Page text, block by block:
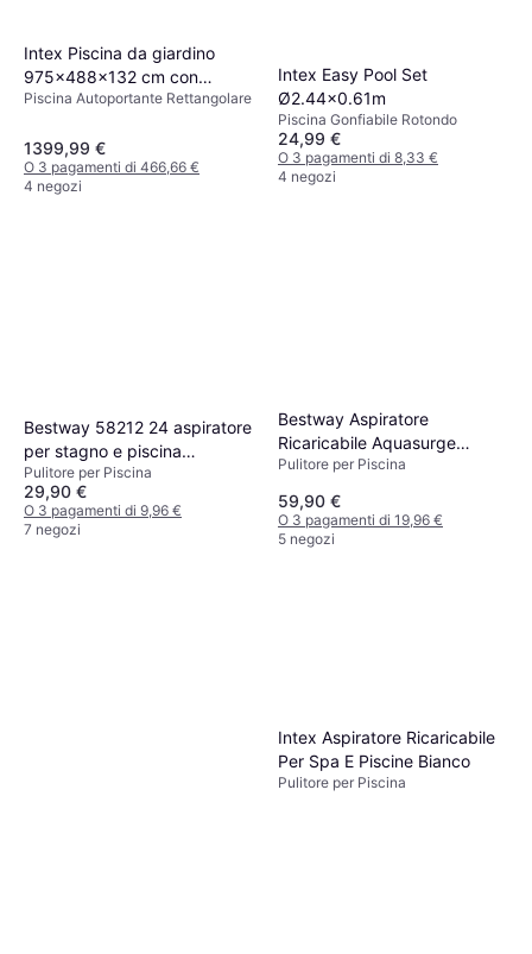
Intex Piscina da giardino
975x488x132 cm con
pompa, scaletta e accessori
Piscina Autoportante Rettangolare
1399,99 €
O 3 pagamenti di 466,66 €
4 negozi
Intex Easy Pool Set
Ø2.44x0.61m
Piscina Gonfiabile Rotondo
24,99 €
O 3 pagamenti di 8,33 €
4 negozi
Bestway 58212 24 aspiratore
per stagno e piscina
Detergente ad aspirazione
laterale
Pulitore per Piscina
29,90 €
O 3 pagamenti di 9,96 €
7 negozi
Bestway Aspiratore
Ricaricabile Aquasurge
58771 16.8x9.8x252cm
Pulitore per Piscina
59,90 €
O 3 pagamenti di 19,96 €
5 negozi
Intex Aspiratore Ricaricabile
Per Spa E Piscine Bianco
Pulitore per Piscina